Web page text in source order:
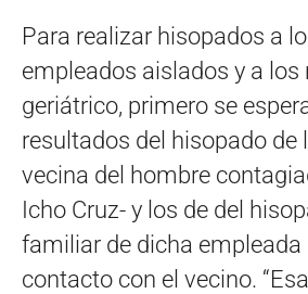
Para realizar hisopados a
empleados aislados y a los
geriátrico, primero se
resultados del hisopado de
vecina del hombre
Icho Cruz- y los de del
familiar de dicha empleada
contacto con el vecino.